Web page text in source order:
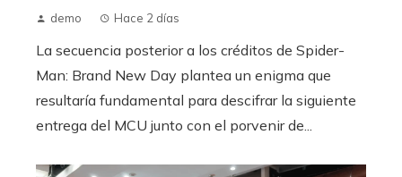
demo Hace 2 días
La secuencia posterior a los créditos de Spider-
Man: Brand New Day plantea un enigma que
resultaría fundamental para descifrar la siguiente
entrega del MCU junto con el porvenir de...